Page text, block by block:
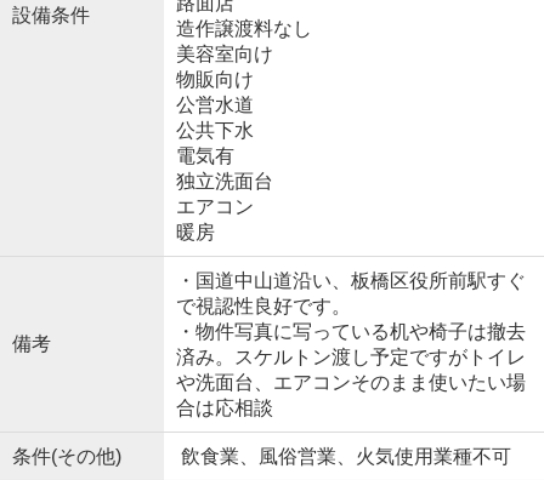
設備条件
造作譲渡料なし
美容室向け
物販向け
公営水道
公共下水
電気有
独立洗面台
エアコン
暖房
備考
・国道中山道沿い、板橋区役所前駅すぐ
で視認性良好です。
・物件写真に写っている机や椅子は撤去
済み。スケルトン渡し予定ですがトイレ
や洗面台、エアコンそのまま使いたい場
合は応相談
条件(その他) 飲食業、風俗営業、火気使用業種不可